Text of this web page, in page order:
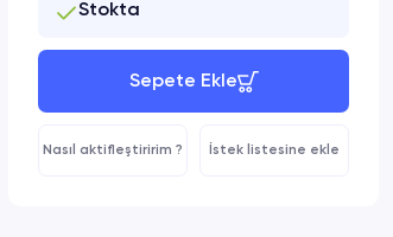
Stokta
Sepete Ekle
Nasıl aktifleştiririm ? İstek listesine ekle